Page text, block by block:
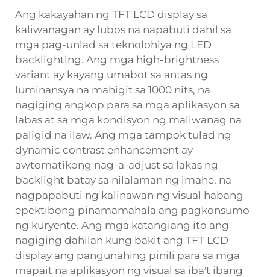
Ang kakayahan ng TFT LCD display sa
kaliwanagan ay lubos na napabuti dahil sa
mga pag-unlad sa teknolohiya ng LED
backlighting. Ang mga high-brightness
variant ay kayang umabot sa antas ng
luminansya na mahigit sa 1000 nits, na
nagiging angkop para sa mga aplikasyon sa
labas at sa mga kondisyon ng maliwanag na
paligid na ilaw. Ang mga tampok tulad ng
dynamic contrast enhancement ay
awtomatikong nag-a-adjust sa lakas ng
backlight batay sa nilalaman ng imahe, na
nagpapabuti ng kalinawan ng visual habang
epektibong pinamamahala ang pagkonsumo
ng kuryente. Ang mga katangiang ito ang
nagiging dahilan kung bakit ang TFT LCD
display ang pangunahing pinili para sa mga
mapait na aplikasyon ng visual sa iba't ibang